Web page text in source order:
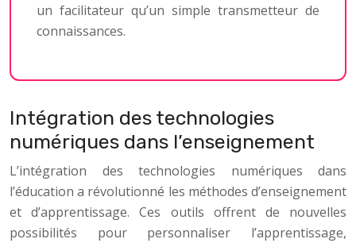
un facilitateur qu’un simple transmetteur de
connaissances.
Intégration des technologies
numériques dans l’enseignement
L’intégration des technologies numériques dans
l’éducation a révolutionné les méthodes d’enseignement
et d’apprentissage. Ces outils offrent de nouvelles
possibilités pour personnaliser l’apprentissage,